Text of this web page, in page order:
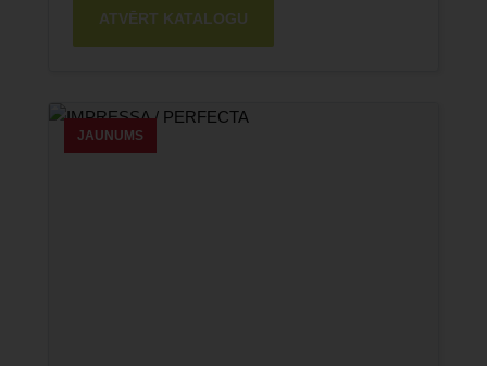
ATVĒRT KATALOGU
JAUNUMS